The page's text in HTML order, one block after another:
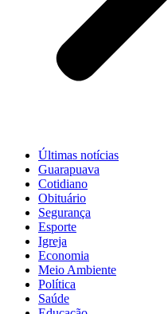
Últimas notícias
Guarapuava
Cotidiano
Obituário
Segurança
Esporte
Igreja
Economia
Meio Ambiente
Política
Saúde